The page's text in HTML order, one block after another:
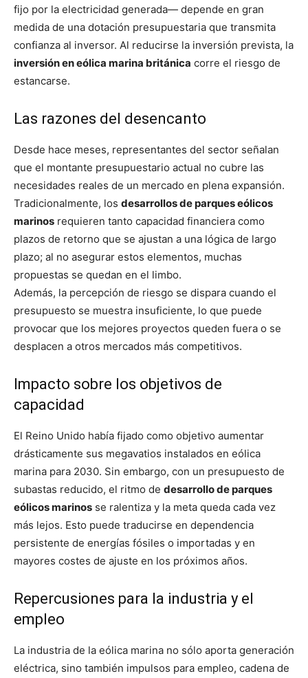
fijo por la electricidad generada— depende en gran
medida de una dotación presupuestaria que transmita
confianza al inversor. Al reducirse la inversión prevista, la
inversión en eólica marina británica corre el riesgo de
estancarse.
Las razones del desencanto
Desde hace meses, representantes del sector señalan
que el montante presupuestario actual no cubre las
necesidades reales de un mercado en plena expansión.
Tradicionalmente, los desarrollos de parques eólicos
marinos requieren tanto capacidad financiera como
plazos de retorno que se ajustan a una lógica de largo
plazo; al no asegurar estos elementos, muchas
propuestas se quedan en el limbo.
Además, la percepción de riesgo se dispara cuando el
presupuesto se muestra insuficiente, lo que puede
provocar que los mejores proyectos queden fuera o se
desplacen a otros mercados más competitivos.
Impacto sobre los objetivos de
capacidad
El Reino Unido había fijado como objetivo aumentar
drásticamente sus megavatios instalados en eólica
marina para 2030. Sin embargo, con un presupuesto de
subastas reducido, el ritmo de desarrollo de parques
eólicos marinos se ralentiza y la meta queda cada vez
más lejos. Esto puede traducirse en dependencia
persistente de energías fósiles o importadas y en
mayores costes de ajuste en los próximos años.
Repercusiones para la industria y el
empleo
La industria de la eólica marina no sólo aporta generación
eléctrica, sino también impulsos para empleo, cadena de